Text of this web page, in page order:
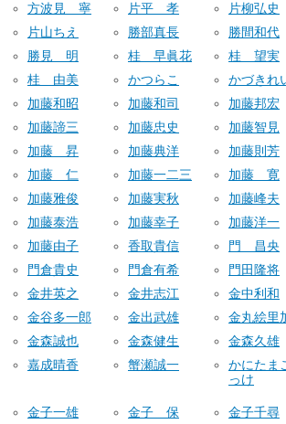
方波見 寧 片平 孝
片柳弘史
片山ちえ 勝部真長
勝間和代
勝見 明 桂 早眞花
桂 望実
桂 由美 かつらこ
かづきれ
加藤和昭 加藤和司
加藤邦宏
加藤諦三 加藤忠史
加藤智見
加藤 昇 加藤典洋
加藤則芳
加藤 仁 加藤一二三
加藤 寛
加藤雅俊 加藤実秋
加藤峰夫
加藤泰浩 加藤幸子
加藤洋一
加藤由子 香取貴信
門 昌央
門倉貴史 門倉有希
門田隆将
金井英之 金井志江
金中利和
金谷多一郎 金出武雄
金丸絵里
金森誠也 金森健生
金森久雄
嘉成晴香 蟹瀬誠一
かにたま
っけ
金子一雄 金子 保
金子千尋